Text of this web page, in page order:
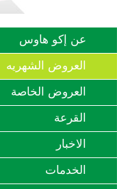
عن إكو هاوس
العروض الشهريه
العروض الخاصة
القرعة
‫الاخبار
الخدمات